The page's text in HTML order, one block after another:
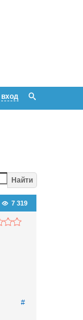
вход
Найти
7 319
#